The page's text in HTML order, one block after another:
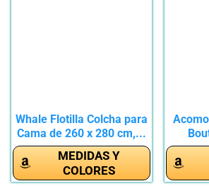
Whale Flotilla Colcha para
Cama de 260 x 280 cm,...
MEDIDAS Y
COLORES